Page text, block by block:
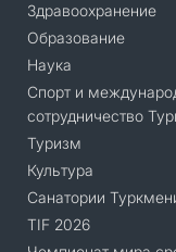
Здравоохранение
Образование
Наука
Спорт и
сотрудничество
Туризм
Культура
Санатории
TIF 2026